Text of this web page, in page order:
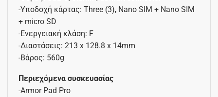
-Υποδοχή κάρτας: Three (3), Nano SIM + Nano SIM
+ micro SD
-Ενεργειακή κλάση: F
-Διαστάσεις: 213 x 128.8 x 14mm
-Βάρος: 560g
Περιεχόμενα συσκευασίας
-Armor Pad Pro